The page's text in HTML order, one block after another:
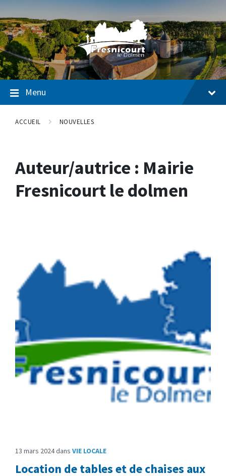
Passer
contenu
Passer
la
navigation
Passer
pied
de
page
Menu
ACCUEIL NOUVELLES
Auteur/autrice : Mairie
Fresnicourt le dolmen
13 mars 2024dans VIE LOCALE
Location de tables et de chaises aux